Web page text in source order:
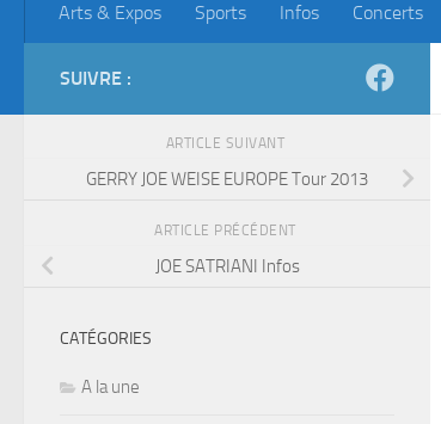
Arts & Expos Sports Infos Concerts
SUIVRE :
ARTICLE SUIVANT
GERRY JOE WEISE EUROPE Tour 2013
ARTICLE PRÉCÉDENT
JOE SATRIANI Infos
CATÉGORIES
A la une